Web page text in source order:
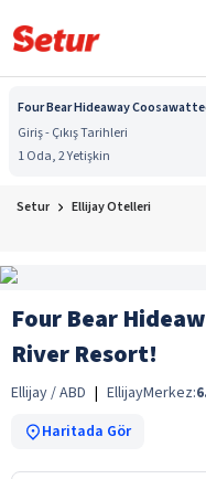
Four Bear Hideaway
Giriş - Çıkış Tarihleri
1 Oda, 2 Yetişkin
Setur Ellijay Otelleri
Four Bear
River Resort!
Ellijay / ABD | EllijayMerkez:
Haritada Gör